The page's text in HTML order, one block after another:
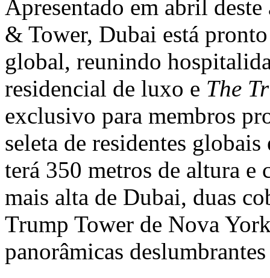
Apresentado em abril
& Tower, Dubai está
global, reunindo
residencial de luxo e The
exclusivo para membros
seleta de residentes
terá 350 metros de altura e
mais alta de Dubai, duas
Trump Tower de Nova
panorâmicas